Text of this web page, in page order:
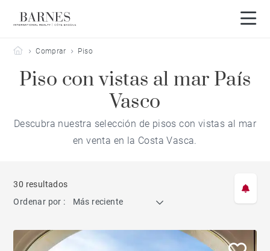
Barnes Côte Basque
Comprar Piso
Piso con vistas al mar País
Vasco
Descubra nuestra selección de pisos con vistas al mar
en venta en la Costa Vasca.
30 resultados
Ordenar por :
Más reciente